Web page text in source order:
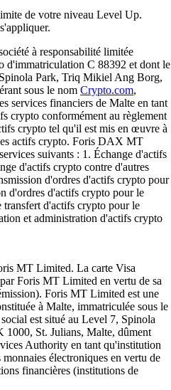
de votre niveau Level Up.
à responsabilité limitée
d'immatriculation C 88392 et dont le
Park, Triq Mikiel Ang Borg,
sous le nom Crypto.com,
services financiers de Malte en tant
crypto conformément au règlement
crypto tel qu'il est mis en œuvre à
actifs crypto. Foris DAX MT
suivants : 1. Échange d'actifs
d'actifs crypto contre d'autres
d'ordres d'actifs crypto pour
d'ordres d'actifs crypto pour le
transfert d'actifs crypto pour le
et administration d'actifs crypto
MT Limited. La carte Visa
Foris MT Limited en vertu de sa
Foris MT Limited est une
à Malte, immatriculée sous le
est situé au Level 7, Spinola
St. Julians, Malte, dûment
Authority en tant qu'institution
électroniques en vertu de
financières (institutions de